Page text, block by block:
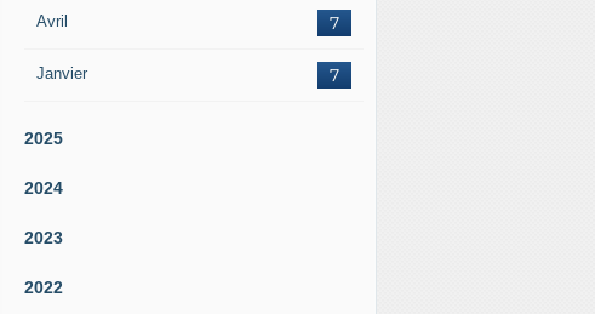
Avril 7
Janvier 7
2025
2024
2023
2022